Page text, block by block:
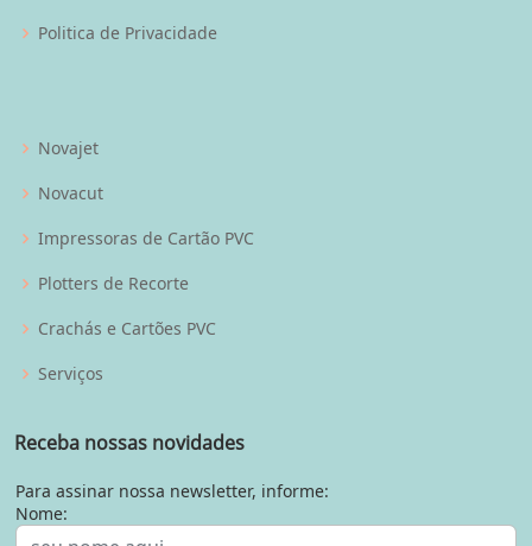
Politica de Privacidade
Novajet
Novacut
Impressoras de Cartão PVC
Plotters de Recorte
Crachás e Cartões PVC
Serviços
Receba nossas novidades
Para assinar nossa newsletter, informe:
Nome: